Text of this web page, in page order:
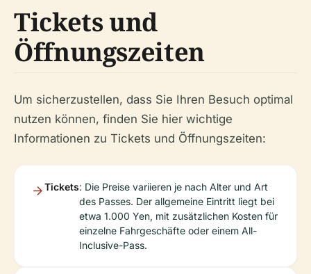
Tickets und
Öffnungszeiten
Um sicherzustellen, dass Sie Ihren Besuch optimal
nutzen können, finden Sie hier wichtige
Informationen zu Tickets und Öffnungszeiten:
Tickets: Die Preise variieren je nach Alter und Art
des Passes. Der allgemeine Eintritt liegt bei
etwa 1.000 Yen, mit zusätzlichen Kosten für
einzelne Fahrgeschäfte oder einem All-
Inclusive-Pass.